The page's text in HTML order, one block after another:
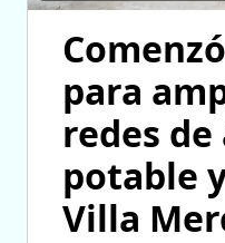
para
redes de
potable
Villa